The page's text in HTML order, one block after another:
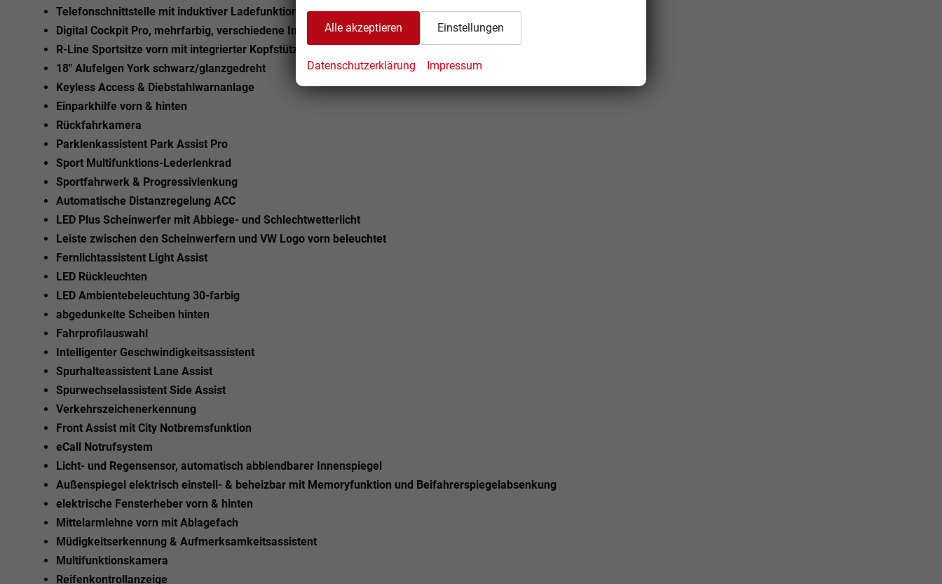
Telefonschnittstelle mit induktiver Ladefunktion
Digital Cockpit Pro, mehrfarbig, verschiedene Info Profile wählbar
R-Line Sportsitze vorn mit integrierter Kopfstütze, Sitzmittelbahn & Sitzinnenwangen ArtVelours
18" Alufelgen York schwarz/glanzgedreht
Keyless Access & Diebstahlwarnanlage
Einparkhilfe vorn & hinten
Rückfahrkamera
Parklenkassistent Park Assist Pro
Sport Multifunktions-Lederlenkrad
Sportfahrwerk & Progressivlenkung
Automatische Distanzregelung ACC
LED Plus Scheinwerfer mit Abbiege- und Schlechtwetterlicht
Leiste zwischen den Scheinwerfern und VW Logo vorn beleuchtet
Fernlichtassistent Light Assist
LED Rückleuchten
LED Ambientebeleuchtung 30-farbig
abgedunkelte Scheiben hinten
Fahrprofilauswahl
Intelligenter Geschwindigkeitsassistent
Spurhalteassistent Lane Assist
Spurwechselassistent Side Assist
Verkehrszeichenerkennung
Front Assist mit City Notbremsfunktion
eCall Notrufsystem
Licht- und Regensensor, automatisch abblendbarer Innenspiegel
Außenspiegel elektrisch einstell- & beheizbar mit Memoryfunktion und Beifahrerspiegelabsenkung
elektrische Fensterheber vorn & hinten
Mittelarmlehne vorn mit Ablagefach
Müdigkeitserkennung & Aufmerksamkeitsassistent
Multifunktionskamera
Reifenkontrollanzeige
Alle akzeptieren Einstellungen
Datenschutzerklärung Impressum